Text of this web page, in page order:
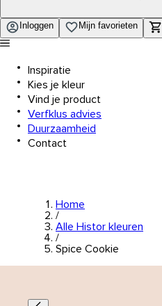
Inloggen Mijn favorieten
Inspiratie
Kies je kleur
Vind je product
Verfklus advies
Duurzaamheid
Contact
Home
/
Alle Histor kleuren
/
Spice Cookie